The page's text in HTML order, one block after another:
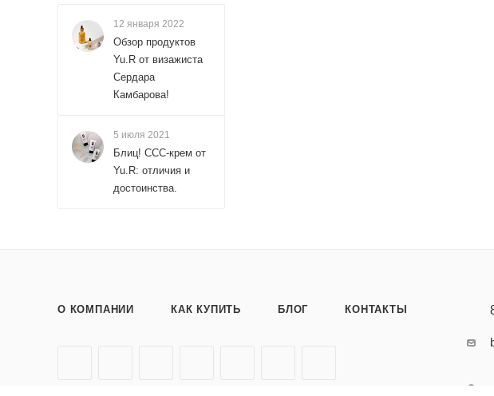
12 января 2022
Обзор продуктов
Yu.R от визажиста
Сердара
Камбарова!
5 июля 2021
Блиц! ССС-крем от
Yu.R: отличия и
достоинства.
О КОМПАНИИ КАК КУПИТЬ БЛОГ КОНТАКТЫ